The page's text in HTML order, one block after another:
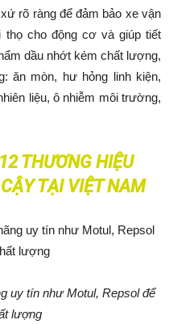
rõ ràng để đảm bảo xe vận
cho động cơ và giúp tiết
dầu nhớt kém chất lượng,
ăn mòn, hư hỏng linh kiện,
liệu, ô nhiễm môi trường,
THƯƠNG HIỆU
TẠI VIỆT NAM
uy tín như Motul, Repsol để
lượng